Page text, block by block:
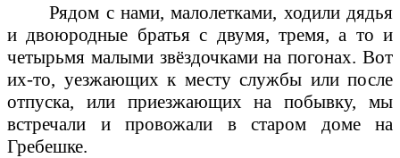
Рядом с нами, малолетками, ходили дядья
и двоюродные братья с двумя, тремя, а то и
четырьмя малыми звёздочками на погонах. Вот
их-то, уезжающих к месту службы или после
отпуска, или приезжающих на побывку, мы
встречали и провожали в старом доме на
Гребешке.